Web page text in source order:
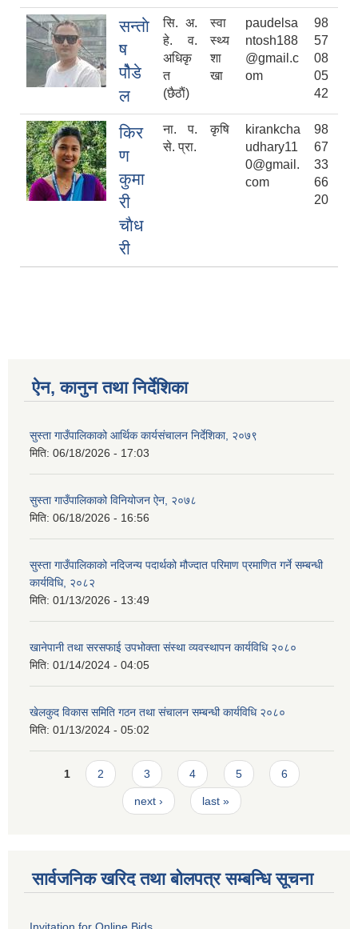
सन्ताे
ष
पोैडे
ल
सि‍. अ.
हे. व.
अधिकृ
त
(छैठाैं)
स्वा
स्थ्य
शा
खा
paudelsa
ntosh188
@gmail.c
om
98
57
08
05
42
किर
ण
कुमा
री
चाैध
री
ना. प.
से. प्रा.
कृषि
kirankcha
udhary11
0@gmail.
com
98
67
33
66
20
ऐन, कानुन तथा निर्देशिका
सुस्ता गाउँपालिकाको आर्थिक कार्यसंचालन निर्देशिका, २०७९
मिति: 06/18/2026 - 17:03
सुस्ता गाउँपालिकाको विनियोजन ऐन, २०७८
मिति: 06/18/2026 - 16:56
सुस्ता गाउँपालिकाको नदिजन्य पदार्थको मौज्दात परिमाण प्रमाणित गर्ने सम्बन्धी
कार्यविधि, २०८२
मिति: 01/13/2026 - 13:49
खानेपानी तथा सरसफाई उपभोक्ता संस्था व्यवस्थापन कार्यविधि २०८०
मिति: 01/14/2024 - 04:05
खेलकुद विकास समिति गठन तथा संचालन सम्बन्धी कार्यविधि २०८०
मिति: 01/13/2024 - 05:02
Pages
1 2 3 4 5 6
next › last »
सार्वजनिक खरिद तथा बोलपत्र सम्बन्धि सूचना